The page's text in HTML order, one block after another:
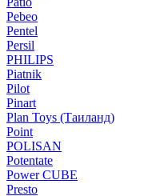
Pebeo
Pentel
Persil
PHILIPS
Piatnik
Pilot
Pinart
Plan Toys (Таиланд)
Point
POLISAN
Potentate
Power CUBE
Presto